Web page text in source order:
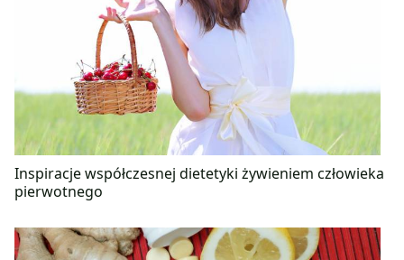
Inspiracje współczesnej dietetyki żywieniem człowieka
pierwotnego